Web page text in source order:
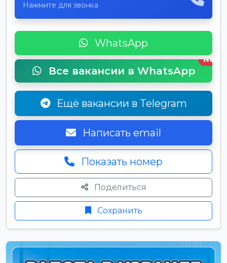
Нажмите для звонка
WhatsApp
Все вакансии в WhatsApp
New
Ещё вакансии в Telegram
Написать email
Показать номер
Поделиться
Сохранить